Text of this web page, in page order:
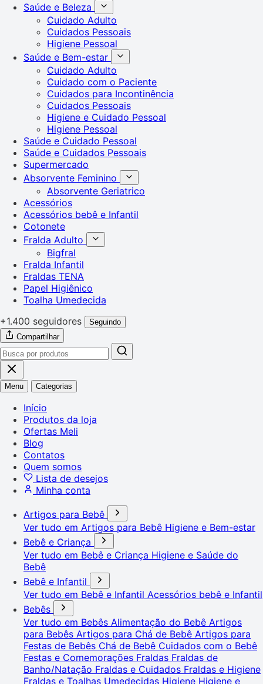
Saúde e Beleza
Cuidado Adulto
Cuidados Pessoais
Higiene Pessoal
Saúde e Bem-estar
Cuidado Adulto
Cuidado com o Paciente
Cuidados para Incontinência
Cuidados Pessoais
Higiene e Cuidado Pessoal
Higiene Pessoal
Saúde e Cuidado Pessoal
Saúde e Cuidados Pessoais
Supermercado
Absorvente Feminino
Absorvente Geriatrico
Acessórios
Acessórios bebê e Infantil
Cotonete
Fralda Adulto
Bigfral
Fralda Infantil
Fraldas TENA
Papel Higiênico
Toalha Umedecida
+1.400 seguidores
Seguindo
Compartilhar
Menu Categorias
Início
Produtos da loja
Ofertas Meli
Blog
Contatos
Quem somos
Lista de desejos
Minha conta
Artigos para Bebê
Ver tudo em Artigos para Bebê Higiene e Bem-estar
Bebê e Criança
Ver tudo em Bebê e Criança Higiene e Saúde do
Bebê
Bebê e Infantil
Ver tudo em Bebê e Infantil Acessórios bebê e Infantil
Bebês
Ver tudo em Bebês Alimentação do Bebê Artigos
para Bebês Artigos para Chá de Bebê Artigos para
Festas de Bebês Chá de Bebê Cuidados com o Bebê
Festas e Comemorações Fraldas Fraldas de
Banho/Natação Fraldas e Cuidados Fraldas e Higiene
Fraldas e Toalhas Umedecidas Higiene Higiene e